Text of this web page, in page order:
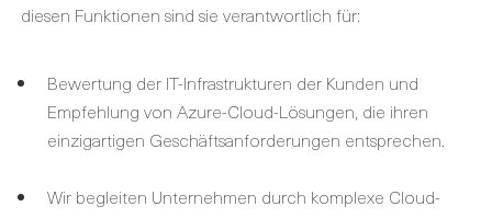
diesen Funktionen sind sie verantwortlich für:
Bewertung der IT-Infrastrukturen der Kunden und
Empfehlung von Azure-Cloud-Lösungen, die ihren
einzigartigen Geschäftsanforderungen entsprechen.
Wir begleiten Unternehmen durch komplexe Cloud-